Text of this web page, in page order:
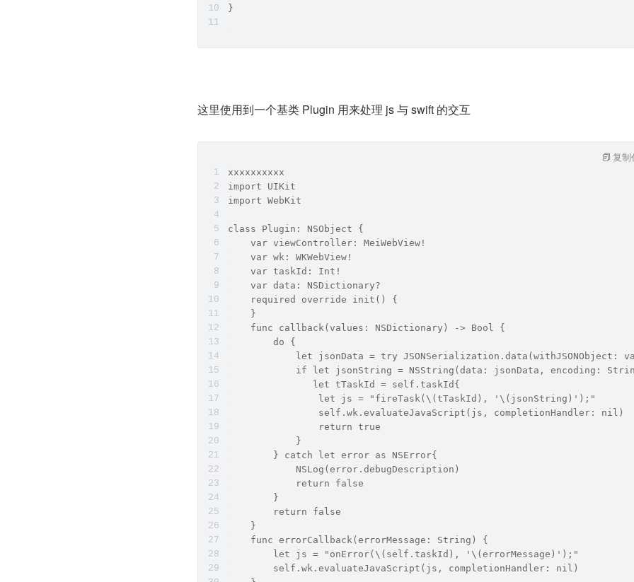
}
这里使用到一个基类 Plugin 用来处理 js 与 swift 的交互
xxxxxxxxxx
import UIKit
import WebKit
class Plugin: NSObject {
    var viewController: MeiWebView!
    var wk: WKWebView!
    var taskId: Int!
    var data: NSDictionary?
    required override init() {
    }
    func callback(values: NSDictionary) -> Bool {
        do {
let jsonData = try JSONSerialization.data(withJSONObject:
if let jsonString = NSString(data: jsonData, encoding:
               let tTaskId = self.taskId{
                let js = "fireTask(\(tTaskId), '\(jsonString)');"
                self.wk.evaluateJavaScript(js, completionHandler: nil)
                return true
            }
        } catch let error as NSError{
            NSLog(error.debugDescription)
            return false
        }
        return false
    }
    func errorCallback(errorMessage: String) {
        let js = "onError(\(self.taskId), '\(errorMessage)');"
        self.wk.evaluateJavaScript(js, completionHandler: nil)
复制